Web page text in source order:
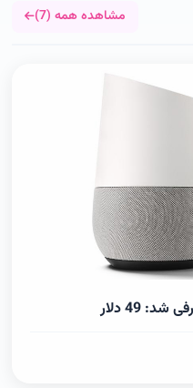
مشاهده همه (7)
49 دلار